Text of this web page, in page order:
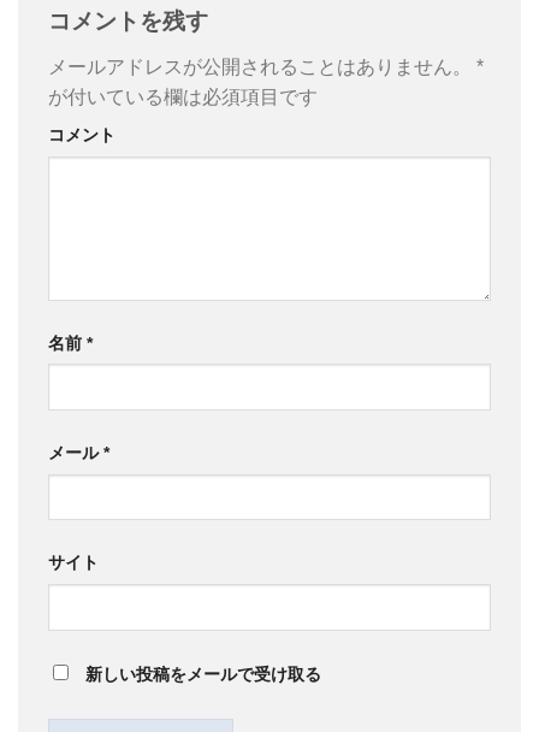
コメントを残す
メールアドレスが公開されることはありません。
*
が付いている欄は必須項目です
コメント
名前 *
メール*
サイト
新しい投稿をメールで受け取る